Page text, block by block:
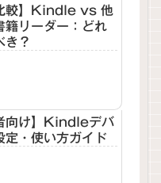
較】Kindle vs 他
籍リーダー：どれ
き？
向け】Kindleデバ
定・使い方ガイド